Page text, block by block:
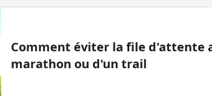
Comment éviter la file d'attente
marathon ou d'un trail